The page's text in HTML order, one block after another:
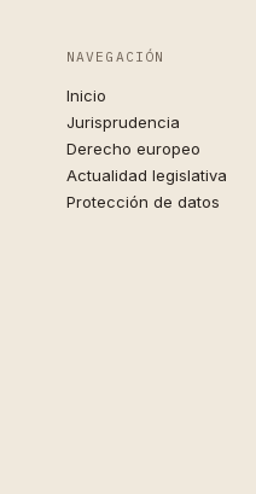
NAVEGACIÓN
Inicio
Jurisprudencia
Derecho europeo
Actualidad legislativa
Protección de datos